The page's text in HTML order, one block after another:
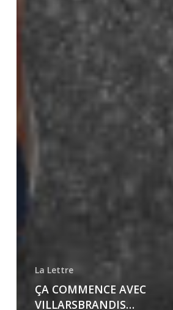
La Lettre
ÇA COMMENCE AVEC
VILLARSBRANDIS…